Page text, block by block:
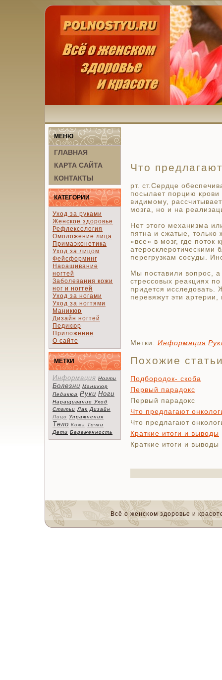
МЕНЮ
ГЛАВНАЯ
КАРТА САЙТА
КОНТАКТЫ
КАТЕГОРИИ
Уход за руками
Женское здоровье
Рефлексология
Омоложение лица
Примаэконетика
Уход за лицом
Фейсформинг
Наращивание
ногтей
Заболевания кожи
ног и ногтей
Уход за ногами
Уход за ногтями
Маникюр
Дизайн ногтей
Педикюр
Приложение
О сайте
МЕТКИ
Информация Ногти
Болезни Маникюр
Педикюр Руки Ноги
Наращивание Уход
Статьи Лак Дизайн
Лицо Упражнения
Тело Кожа
Точки
Дети Беременность
Что
рт. ст.Сердце
посылает порцию
видимому,
мозга, но и на
Нет этого механизма
пятна и сжатые,
«все» в мозг, где
атеросклеротическими
перегрузкам сосуды.
Мы поставили вопрос,
стрессовых реакциях
придется исследовать.
перевяжут эти артерии,
Метки: Информация
Похожие
Подбородок- скоба
Первый парадокс
Первый парадокс
Что предлагают
Что предлагают
Краткие итоги и выводы
Краткие итоги и выводы
Всё о женсκом здоровье и